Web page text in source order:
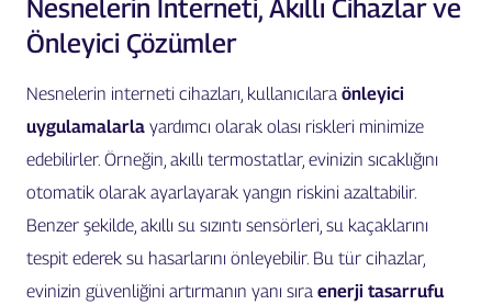
Nesnelerin İnterneti, Akıllı Cihazlar ve
Önleyici Çözümler
Nesnelerin interneti cihazları, kullanıcılara önleyici
uygulamalarla yardımcı olarak olası riskleri minimize
edebilirler. Örneğin, akıllı termostatlar, evinizin sıcaklığını
otomatik olarak ayarlayarak yangın riskini azaltabilir.
Benzer şekilde, akıllı su sızıntı sensörleri, su kaçaklarını
tespit ederek su hasarlarını önleyebilir. Bu tür cihazlar,
evinizin güvenliğini artırmanın yanı sıra enerji tasarrufu